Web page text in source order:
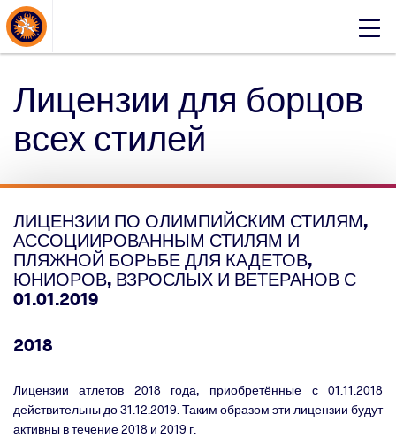
Click
mobile
About Events
Лицензии для борцов
всех стилей
ЛИЦЕНЗИИ ПО ОЛИМПИЙСКИМ СТИЛЯМ,
АССОЦИИРОВАННЫМ СТИЛЯМ И
ПЛЯЖНОЙ БОРЬБЕ ДЛЯ КАДЕТОВ,
ЮНИОРОВ, ВЗРОСЛЫХ И ВЕТЕРАНОВ С
01.01.2019
2018
Лицензии атлетов 2018 года, приобретённые с 01.11.2018
действительны до 31.12.2019. Таким образом эти лицензии будут
активны в течение 2018 и 2019 г.